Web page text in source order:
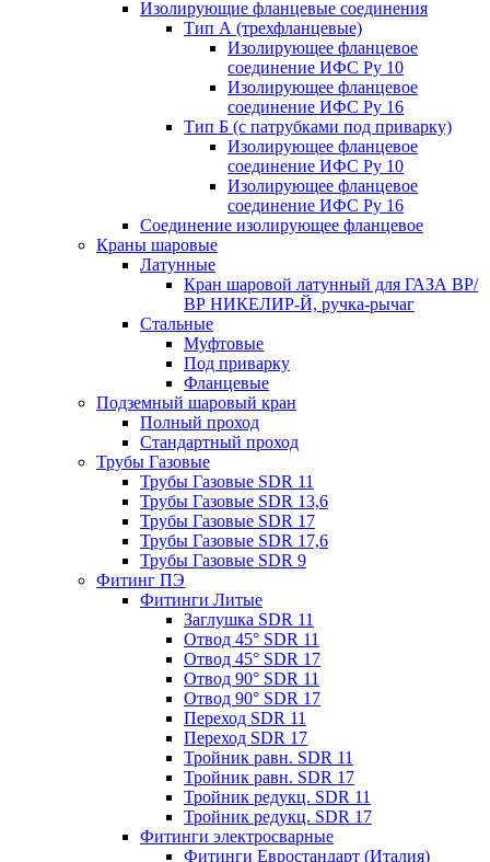
Изолирующие фланцевые соединения
Тип А (трехфланцевые)
Изолирующее фланцевое
соединение ИФС Ру 10
Изолирующее фланцевое
соединение ИФС Ру 16
Тип Б (с патрубками под приварку)
Изолирующее фланцевое
соединение ИФС Ру 10
Изолирующее фланцевое
соединение ИФС Ру 16
Соединение изолирующее фланцевое
Краны шаровые
Латунные
Кран шаровой латунный для ГАЗА ВР/
ВР НИКЕЛИР-Й, ручка-рычаг
Стальные
Муфтовые
Под приварку
Фланцевые
Подземный шаровый кран
Полный проход
Стандартный проход
Трубы Газовые
Трубы Газовые SDR 11
Трубы Газовые SDR 13,6
Трубы Газовые SDR 17
Трубы Газовые SDR 17,6
Трубы Газовые SDR 9
Фитинг ПЭ
Фитинги Литые
Заглушка SDR 11
Отвод 45° SDR 11
Отвод 45° SDR 17
Отвод 90° SDR 11
Отвод 90° SDR 17
Переход SDR 11
Переход SDR 17
Тройник равн. SDR 11
Тройник равн. SDR 17
Тройник редукц. SDR 11
Тройник редукц. SDR 17
Фитинги электросварные
Фитинги Евростандарт (Италия)